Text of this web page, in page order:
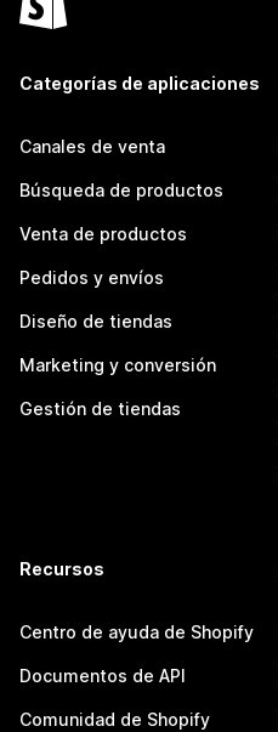
Categorías de aplicaciones
Canales de venta
Búsqueda de productos
Venta de productos
Pedidos y envíos
Diseño de tiendas
Marketing y conversión
Gestión de tiendas
Recursos
Centro de ayuda de Shopify
Documentos de API
Comunidad de Shopify